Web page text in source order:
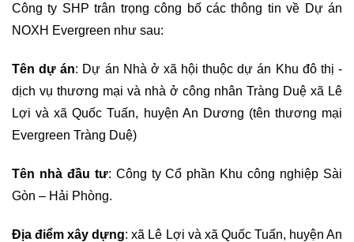
Công ty SHP trân trọng công bố các thông tin về Dự án
NOXH Evergreen như sau:
Tên dự án: Dự án Nhà ở xã hội thuộc dự án Khu đô thị -
dịch vụ thương mại và nhà ở công nhân Tràng Duệ xã Lê
Lợi và xã Quốc Tuấn, huyện An Dương (tên thương mại
Evergreen Tràng Duệ)
Tên nhà đầu tư: Công ty Cổ phần Khu công nghiệp Sài
Gòn – Hải Phòng.
Địa điểm xây dựng: xã Lê Lợi và xã Quốc Tuấn, huyện An